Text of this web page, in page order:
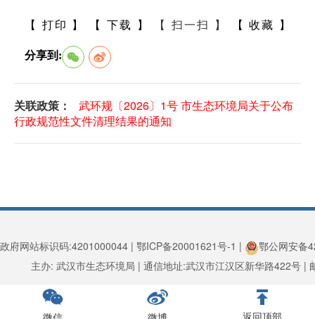
【 打印 】 【 下载 】 【 扫一扫 】 【 收藏 】
分享到:
关联政策：
武环规〔2026〕1号 市生态环境局关于公布
行政规范性文件清理结果的通知
政府网站标识码:4201000044 | 鄂ICP备20001621号-1 |
鄂公网安备
主办: 武汉市生态环境局 | 通信地址:武汉市江汉区新华路422号 |